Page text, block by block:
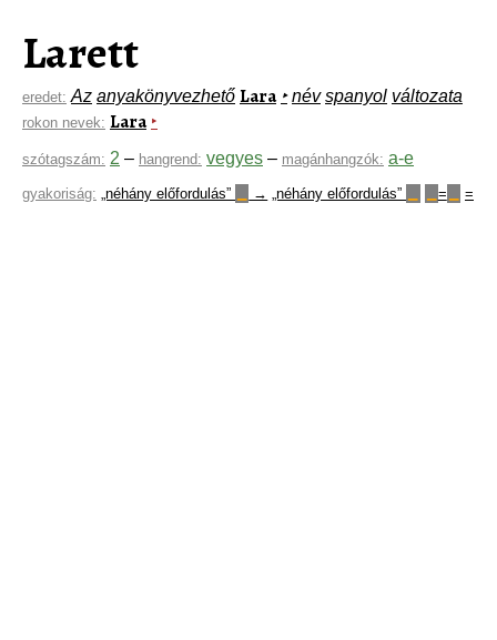
Larett
eredet: Az anyakönyvezhető Lara ‣ név spanyol változata
rokon nevek: Lara ‣
szótagszám: 2 – hangrend: vegyes – magánhangzók: a-e
gyakoriság: „néhány előfordulás” → „néhány előfordulás” = =